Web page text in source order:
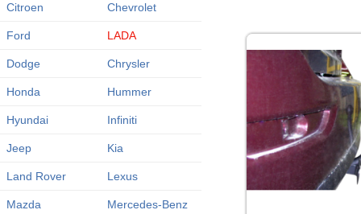
Citroen Chevrolet
Ford LADA
Dodge Chrysler
Honda Hummer
Hyundai Infiniti
Jeep Kia
Land Rover Lexus
Mazda Mercedes-Benz